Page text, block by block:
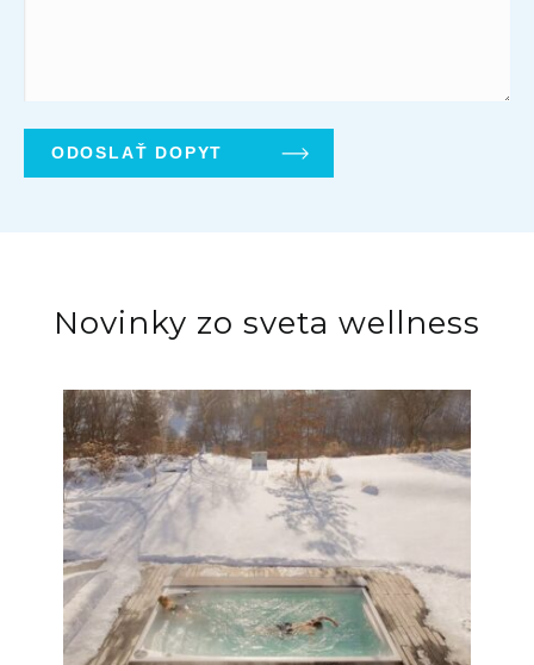
Novinky zo sveta wellness